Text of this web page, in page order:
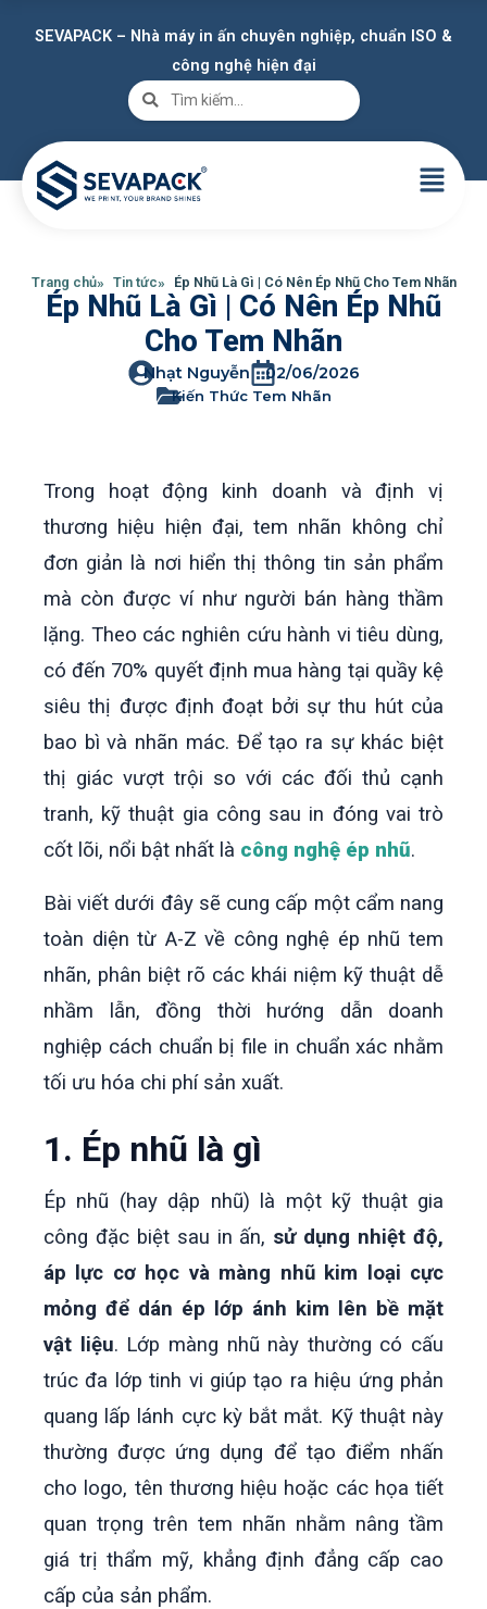
SEVAPACK – Nhà máy in ấn chuyên nghiệp, chuẩn ISO &
công nghệ hiện đại
Trang chủ Tin tức Ép Nhũ Là Gì | Có Nên Ép Nhũ Cho Tem Nhãn
Ép Nhũ Là Gì | Có Nên Ép Nhũ
Cho Tem Nhãn
Nhạt Nguyễn 02/06/2026
Kiến Thức Tem Nhãn
Trong hoạt động kinh doanh và định vị
thương hiệu hiện đại, tem nhãn không chỉ
đơn giản là nơi hiển thị thông tin sản phẩm
mà còn được ví như người bán hàng thầm
lặng. Theo các nghiên cứu hành vi tiêu dùng,
có đến 70% quyết định mua hàng tại quầy kệ
siêu thị được định đoạt bởi sự thu hút của
bao bì và nhãn mác. Để tạo ra sự khác biệt
thị giác vượt trội so với các đối thủ cạnh
tranh, kỹ thuật gia công sau in đóng vai trò
cốt lõi, nổi bật nhất là công nghệ ép nhũ.
Bài viết dưới đây sẽ cung cấp một cẩm nang
toàn diện từ A-Z về công nghệ ép nhũ tem
nhãn, phân biệt rõ các khái niệm kỹ thuật dễ
nhầm lẫn, đồng thời hướng dẫn doanh
nghiệp cách chuẩn bị file in chuẩn xác nhằm
tối ưu hóa chi phí sản xuất.
1. Ép nhũ là gì
Ép nhũ (hay dập nhũ) là một kỹ thuật gia
công đặc biệt sau in ấn, sử dụng nhiệt độ,
áp lực cơ học và màng nhũ kim loại cực
mỏng để dán ép lớp ánh kim lên bề mặt
vật liệu. Lớp màng nhũ này thường có cấu
trúc đa lớp tinh vi giúp tạo ra hiệu ứng phản
quang lấp lánh cực kỳ bắt mắt. Kỹ thuật này
thường được ứng dụng để tạo điểm nhấn
cho logo, tên thương hiệu hoặc các họa tiết
quan trọng trên tem nhãn nhằm nâng tầm
giá trị thẩm mỹ, khẳng định đẳng cấp cao
cấp của sản phẩm.